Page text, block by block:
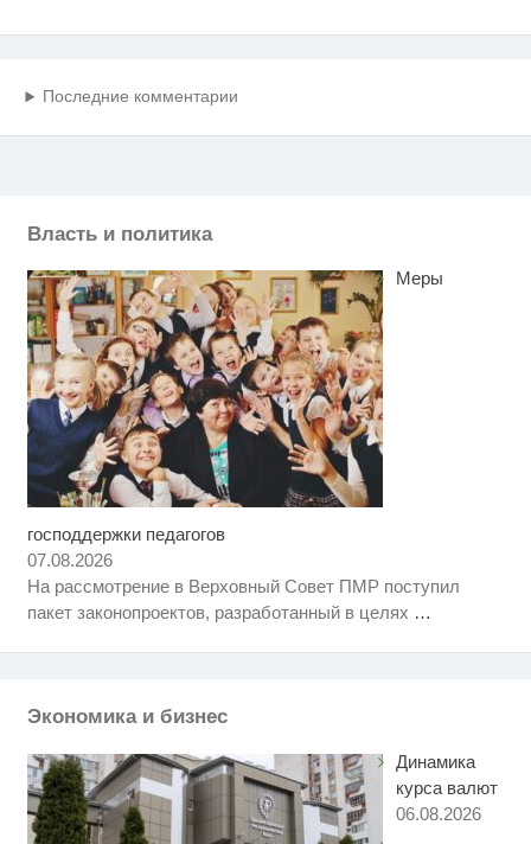
Последние комментарии
Власть и политика
Меры
господдержки педагогов
07.08.2026
На рассмотрение в Верховный Совет ПМР поступил
пакет законопроектов, разработанный в целях …
Экономика и бизнес
Динамика
курса валют
06.08.2026
Скрытая камера на пляже
Что стало причиной громкого
взрыва в Москве 7 августа
некому тренировать